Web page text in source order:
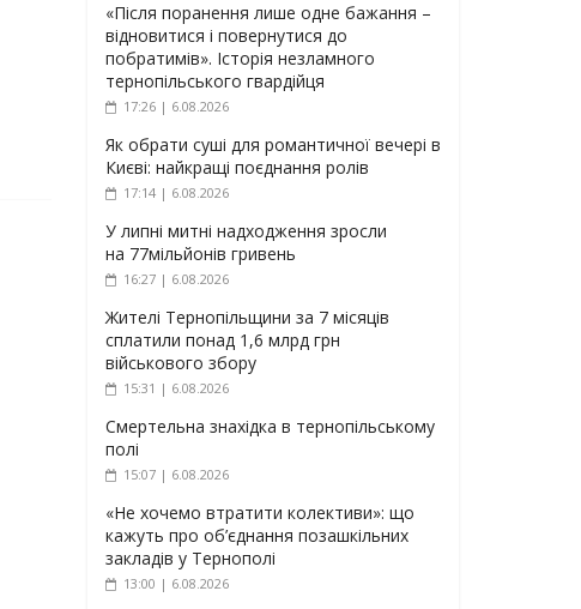
«Після поранення лише одне бажання –
відновитися і повернутися до
побратимів». Історія незламного
тернопільського гвардійця
17:26 | 6.08.2026
Як обрати суші для романтичної вечері в
Києві: найкращі поєднання ролів
17:14 | 6.08.2026
У липні митні надходження зросли
на 77мільйонів гривень
16:27 | 6.08.2026
Жителі Тернопільщини за 7 місяців
сплатили понад 1,6 млрд грн
військового збору
15:31 | 6.08.2026
Смертельна знахідка в тернопільському
полі
15:07 | 6.08.2026
«Не хочемо втратити колективи»: що
кажуть про об’єднання позашкільних
закладів у Тернополі
13:00 | 6.08.2026